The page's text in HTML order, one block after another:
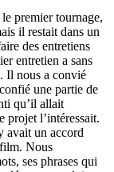
premier tournage,
il restait dans un
des entretiens
entretien a sans
Il nous a convié
une partie de
qu’il allait
projet l’intéressait.
avait un accord
Nous
ses phrases qui